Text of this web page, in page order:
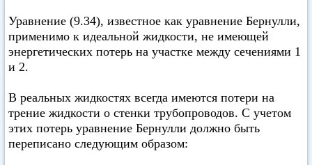
Уравнение (9.34), известное как уравнение Бернулли,
применимо к идеальной жидкости, не имеющей
энергетических потерь на участке между сечениями 1
и 2.
В реальных жидкостях всегда имеются потери на
трение жидкости о стенки трубопроводов. С учетом
этих потерь уравнение Бернулли должно быть
переписано следующим образом: